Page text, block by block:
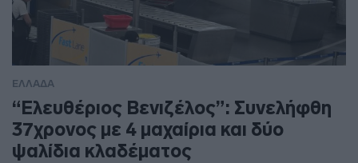
ΕΛΛΑΔΑ
“Ελευθέριος Βενιζέλος”: Συνελήφθη
37χρονος με 4 μαχαίρια και δύο
ψαλίδια κλαδέματος